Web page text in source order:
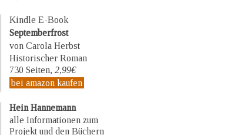
Kindle E-Book
Septemberfrost
von Carola Herbst
Historischer Roman
730 Seiten, 2,99€
bei amazon kaufen
Hein Hannemann
alle Informationen zum
Projekt und den Büchern